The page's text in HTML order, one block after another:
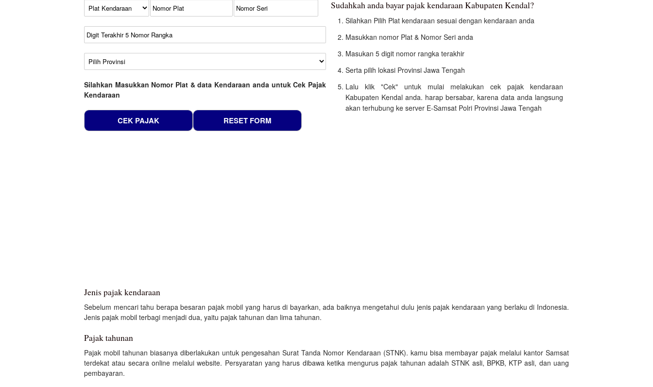
Kode Plat Kendaraan
No Plat
No Seri
No Rangka
Wilayah
Silahkan Masukkan Nomor Plat & data Kendaraan anda untuk Cek Pajak
Kendaraan
Sudahkah anda bayar pajak kendaraan Kabupaten Kendal?
Silahkan Pilih Plat kendaraan sesuai dengan kendaraan anda
Masukkan nomor Plat & Nomor Seri anda
Masukan 5 digit nomor rangka terakhir
Serta pilih lokasi Provinsi Jawa Tengah
Lalu klik "Cek" untuk mulai melakukan cek pajak kendaraan
Kabupaten Kendal anda. harap bersabar, karena data anda langsung
akan terhubung ke server E-Samsat Polri Provinsi Jawa Tengah
Jenis pajak kendaraan
Sebelum mencari tahu berapa besaran pajak mobil yang harus di bayarkan, ada baiknya mengetahui dulu jenis pajak kendaraan yang berlaku di Indonesia.
Jenis pajak mobil terbagi menjadi dua, yaitu pajak tahunan dan lima tahunan.
Pajak tahunan
Pajak mobil tahunan biasanya diberlakukan untuk pengesahan Surat Tanda Nomor Kendaraan (STNK). kamu bisa membayar pajak melalui kantor Samsat
terdekat atau secara online melalui website. Persyaratan yang harus dibawa ketika mengurus pajak tahunan adalah STNK asli, BPKB, KTP asli, dan uang
pembayaran.